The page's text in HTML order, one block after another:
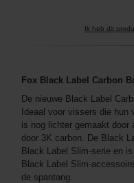
Ik heb dit
Fox Black Label Carbon
De nieuwe Black Label
Ideaal voor vissers die
is nog lichter gemaakt door
door 3K carbon. De Black
Black Label Slim-serie en
Black Label Slim-
de spantang.